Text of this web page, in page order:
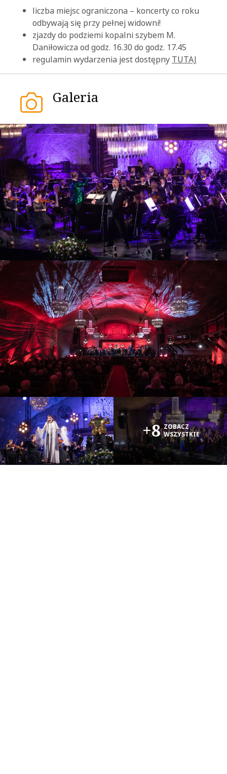
liczba miejsc ograniczona – koncerty co roku
odbywają się przy pełnej widowni!
zjazdy do podziemi kopalni szybem M.
Daniłowicza od godz. 16.30 do godz. 17.45
regulamin wydarzenia jest dostępny TUTAJ
Galeria
+8 ZOBACZ
WSZYSTKIE